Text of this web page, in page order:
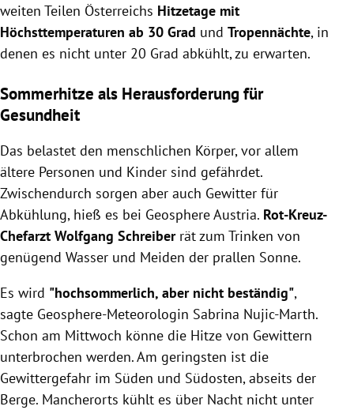
weiten Teilen Österreichs Hitzetage mit
Höchsttemperaturen ab 30 Grad und Tropennächte, in
denen es nicht unter 20 Grad abkühlt, zu erwarten.
Sommerhitze als Herausforderung für
Gesundheit
Das belastet den menschlichen Körper, vor allem
ältere Personen und Kinder sind gefährdet.
Zwischendurch sorgen aber auch Gewitter für
Abkühlung, hieß es bei Geosphere Austria. Rot-Kreuz-
Chefarzt Wolfgang Schreiberrät zum Trinken von
genügend Wasser und Meiden der prallen Sonne.
Es wird "hochsommerlich, aber nicht beständig",
sagte Geosphere-Meteorologin Sabrina Nujic-Marth.
Schon am Mittwoch könne die Hitze von Gewittern
unterbrochen werden. Am geringsten ist die
Gewittergefahr im Süden und Südosten, abseits der
Berge. Mancherorts kühlt es über Nacht nicht unter